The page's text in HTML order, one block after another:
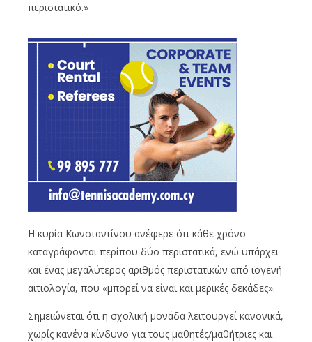
περιστατικό.»
Η κυρία Κωνσταντίνου ανέφερε ότι κάθε χρόνο
καταγράφονται περίπου δύο περιστατικά, ενώ υπάρχει
και ένας μεγαλύτερος αριθμός περιστατικών από ιογενή
αιτιολογία, που «μπορεί να είναι και μερικές δεκάδες».
Σημειώνεται ότι η σχολική μονάδα λειτουργεί κανονικά,
χωρίς κανένα κίνδυνο για τους μαθητές/μαθήτριες και